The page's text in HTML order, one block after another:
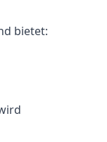
bietet: